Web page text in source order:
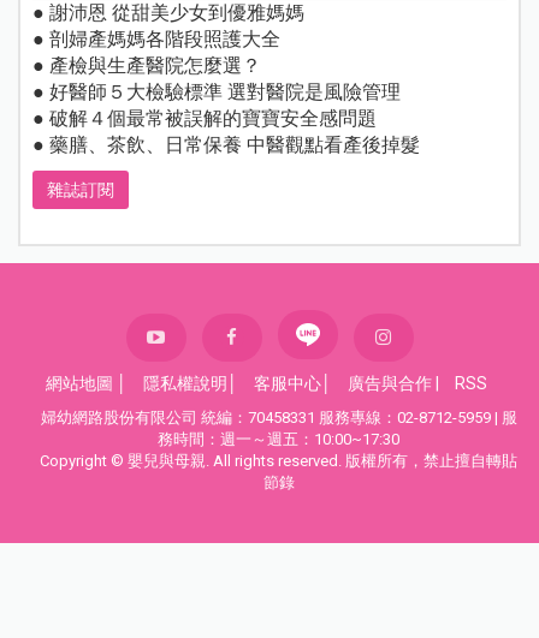
● 謝沛恩 從甜美少女到優雅媽媽
● 剖婦產媽媽各階段照護大全
● 產檢與生產醫院怎麼選？
● 好醫師５大檢驗標準 選對醫院是風險管理
● 破解４個最常被誤解的寶寶安全感問題
● 藥膳、茶飲、日常保養 中醫觀點看產後掉髮
雜誌訂閱
網站地圖 隱私權說明 客服中心 廣告與合作 RSS
婦幼網路股份有限公司 統編：70458331 服務專線：02-8712-5959 | 服
務時間：週一～週五：10:00~17:30
Copyright © 嬰兒與母親. All rights reserved. 版權所有，禁止擅自轉貼
節錄